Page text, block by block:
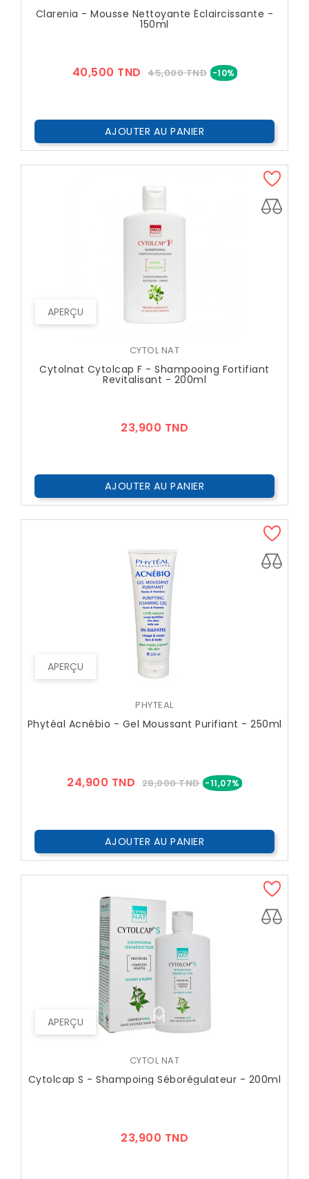
Clarenia - Mousse Nettoyante Éclaircissante -
150ml
40,500 TND Prix
45,000 TND -10% Prix
AJOUTER AU PANIER
APERÇU
CYTOL NAT
Cytolnat Cytolcap F - Shampooing Fortifiant
Revitalisant - 200ml
23,900 TND
AJOUTER AU PANIER
APERÇU
PHYTEAL
Phytéal Acnébio - Gel Moussant Purifiant - 250ml
24,900 TND Prix
28,000 TND -11,07% Prix
AJOUTER AU PANIER
APERÇU
CYTOL NAT
Cytolcap S - Shampoing Séborégulateur - 200ml
23,900 TND